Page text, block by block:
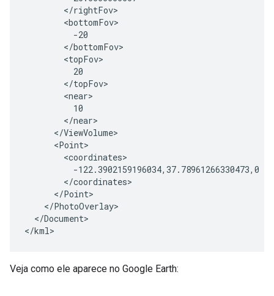
        </rightFov>
        <bottomFov>
          -20
        </bottomFov>
        <topFov>
          20
        </topFov>
        <near>
          10
        </near>
      </ViewVolume>
      <Point>
        <coordinates>
          -122.3902159196034,37.78961266330473,0
        </coordinates>
      </Point>
    </PhotoOverlay>
  </Document>
</kml>
Veja como ele aparece no Google Earth: